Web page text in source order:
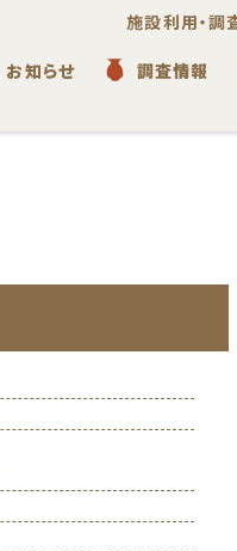
施設利用・調
お知らせ 調査情報